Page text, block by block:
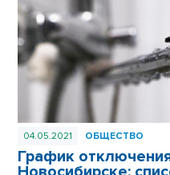
04.05.2021 ОБЩЕСТВО
График